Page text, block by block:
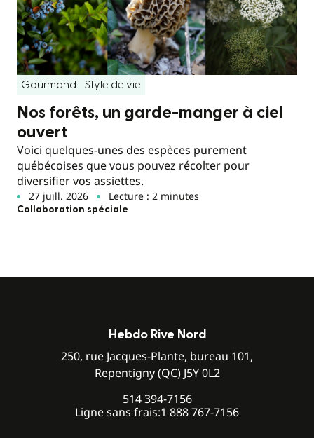
Gourmand Style de vie
Nos forêts, un garde-manger à ciel
ouvert
Voici quelques-unes des espèces purement
québécoises que vous pouvez récolter pour
diversifier vos assiettes.
27 juill. 2026 Lecture : 2 minutes
Collaboration spéciale
Hebdo Rive Nord
250, rue Jacques-Plante, bureau 101,
Repentigny (QC) J5Y 0L2
514 394-7156
Ligne sans frais:1 888 767-7156